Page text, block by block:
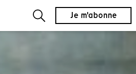
Je m'abonne